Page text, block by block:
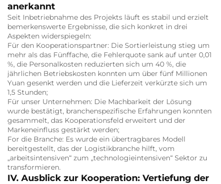
anerkannt
Seit Inbetriebnahme des Projekts läuft es stabil und erzielt
bemerkenswerte Ergebnisse, die sich konkret in drei
Aspekten widerspiegeln:
Für den Kooperationspartner: Die Sortierleistung stieg um
mehr als das Fünffache, die Fehlerquote sank auf unter 0,01
%, die Personalkosten reduzierten sich um 40 %, die
jährlichen Betriebskosten konnten um über fünf Millionen
Yuan gesenkt werden und die Lieferzeit verkürzte sich um
1,5 Stunden;
Für unser Unternehmen: Die Machbarkeit der Lösung
wurde bestätigt, branchenspezifische Erfahrungen konnten
gesammelt, das Kooperationsfeld erweitert und der
Markeneinfluss gestärkt werden;
For die Branche: Es wurde ein übertragbares Modell
bereitgestellt, das der Logistikbranche hilft, vom
„arbeitsintensiven“ zum „technologieintensiven“ Sektor zu
transformieren.
IV. Ausblick zur Kooperation: Vertiefung der